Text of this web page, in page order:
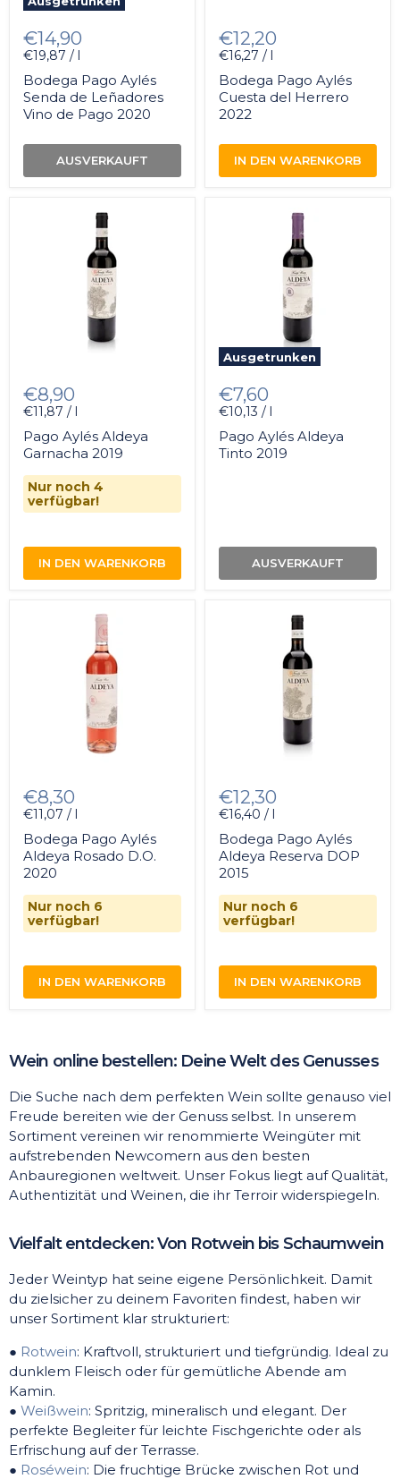
€14,90
€19,87 / l
Bodega Pago Aylés
Senda de Leñadores
Vino de Pago 2020
AUSVERKAUFT
€12,20
€16,27 / l
Bodega Pago Aylés
Cuesta del Herrero
2022
IN DEN WARENKORB
€8,90
€11,87 / l
Pago Aylés Aldeya
Garnacha 2019
Nur noch 4
verfügbar!
IN DEN WARENKORB
Ausgetrunken
€7,60
€10,13 / l
Pago Aylés Aldeya
Tinto 2019
AUSVERKAUFT
€8,30
€11,07 / l
Bodega Pago Aylés
Aldeya Rosado D.O.
2020
Nur noch 6
verfügbar!
IN DEN WARENKORB
€12,30
€16,40 / l
Bodega Pago Aylés
Aldeya Reserva DOP
2015
Nur noch 6
verfügbar!
IN DEN WARENKORB
Wein online bestellen: Deine Welt des Genusses
Die Suche nach dem perfekten Wein sollte genauso viel
Freude bereiten wie der Genuss selbst. In unserem
Sortiment vereinen wir renommierte Weingüter mit
aufstrebenden Newcomern aus den besten
Anbauregionen weltweit. Unser Fokus liegt auf Qualität,
Authentizität und Weinen, die ihr Terroir widerspiegeln.
Vielfalt entdecken: Von Rotwein bis Schaumwein
Jeder Weintyp hat seine eigene Persönlichkeit. Damit
du zielsicher zu deinem Favoriten findest, haben wir
unser Sortiment klar strukturiert:
● Rotwein: Kraftvoll, strukturiert und tiefgründig. Ideal zu
dunklem Fleisch oder für gemütliche Abende am
Kamin.
● Weißwein: Spritzig, mineralisch und elegant. Der
perfekte Begleiter für leichte Fischgerichte oder als
Erfrischung auf der Terrasse.
● Roséwein: Die fruchtige Brücke zwischen Rot und